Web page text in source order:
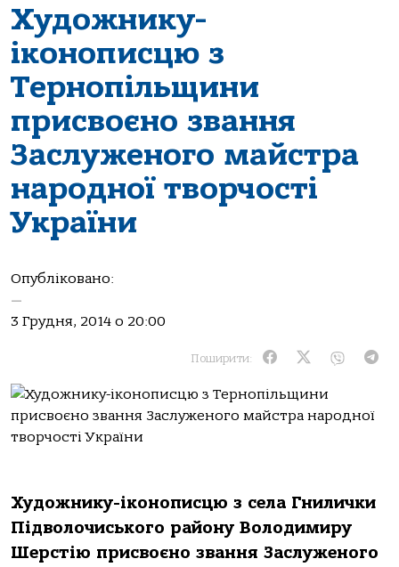
Художнику-
іконописцю з
Тернопільщини
присвоєно звання
Заслуженого майстра
народної творчості
України
Опубліковано:
—
3 Грудня, 2014 о 20:00
Поширити:
Художнику-іконописцю з села Гнилички
Підволочиського району Володимиру
Шерстію присвоєно звання Заслуженого